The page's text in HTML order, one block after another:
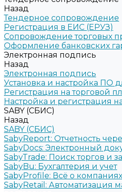
Назад
Тендерное сопровождение
Регистрация в ЕИС (ЕРУЗ)
Сопровождение торговых
Оформление банковских
Электронная подпись
Назад
Электронная подпись
Установка и настройка ПО
Регистрация на торговой
Настройка и регистрация
SABY (СБИС)
Назад
SABY (СБИС)
SabyReport: Отчетность
SabyDocs: Электронный
SabyTrade: Поиск торгов и
SabyBu: Бухгалтерия и учет
SabyProfile: Всё о
SabyRetail: Автоматизация